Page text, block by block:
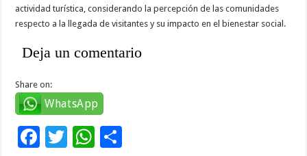
actividad turística, considerando la percepción de las comunidades
respecto a la llegada de visitantes y su impacto en el bienestar social.
Deja un comentario
Share on:
WhatsApp
F
T
W